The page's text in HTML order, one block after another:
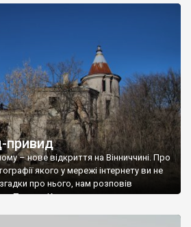
привид
– нове відкриття на Вінниччині. Про
якого у мережі інтернету ви не
згадки про нього, нам розповів
Палац у Красному вразив не лише